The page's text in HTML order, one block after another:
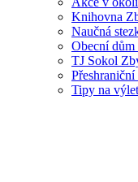
Knihovna
Naučná
Obecní
TJ Sokol
Přeshraniční
Tipy na